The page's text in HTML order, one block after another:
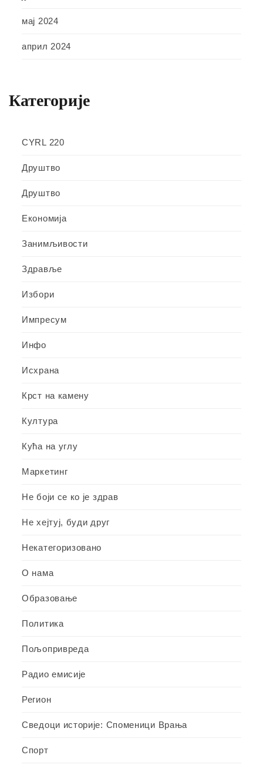
мај 2024
април 2024
Категорије
CYRL 220
Друштво
Друштво
Економија
Занимљивости
Здравље
Избори
Импресум
Инфо
Исхрана
Крст на камену
Култура
Кућа на углу
Маркетинг
Не боји се ко је здрав
Не хејтуј, буди друг
Некатегоризовано
О нама
Образовање
Политика
Пољопривреда
Радио емисије
Регион
Сведоци историје: Споменици Врања
Спорт